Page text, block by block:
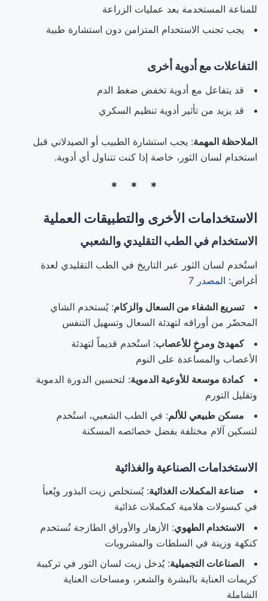
للمناعة المستخدمة بعد عمليات الزراعة
يجب تجنب الاستخدام المتزامن دون استشارة طبية
التفاعلات مع أدوية أخرى
قد يتفاعل مع أدوية تخفض ضغط الدم
قد يزيد من تأثير أدوية تنظيم السكري
الملاحظة المهمة: يجب استشارة الطبيب أو الصيدلاني قبل
استخدام لسان الثور، خاصة إذا كنت تتناول أي أدوية.
الاستخدامات الأخرى والتطبيقات العملية
الاستخدام في الطب التقليدي والشعبي
استُخدم لسان الثور عبر التاريخ في الطب التقليدي لعدة
أغراض: المصدر 7
تسريع الشفاء من السعال والزكام: يُستخدم الشاي
المحضّر من أوراقه لتهدئة السعال وتسهيل التنفس
كمهدئ ومرخٍ للأعصاب: استُخدم قديماً لتهدئة
الأعصاب والمساعدة على النوم
كمادة موسعة للأوعية الدموية: لتحسين الدورة الدموية
وتقليل التورم
مسكن طبيعي للألم: في الطب الشعبي، استُخدم
لتسكين آلام مختلفة بفضل خصائصه المسكنة
الاستخدامات الصناعية والغذائية
صناعة المكملات الغذائية: يُستخلص زيت البذور ويُعبأ
في كبسولات هلامية كمكملات غذائية
الاستخدام الطهوي: الأزهار والأوراق الطازجة تُستخدم
كنكهة وزينة في السلطات والمشروبات
الصناعات التجميلية: يُدخل زيت لسان الثور في تركيبة
كريمات العناية بالبشرة والشعر، ومساحات العناية
الشاملة